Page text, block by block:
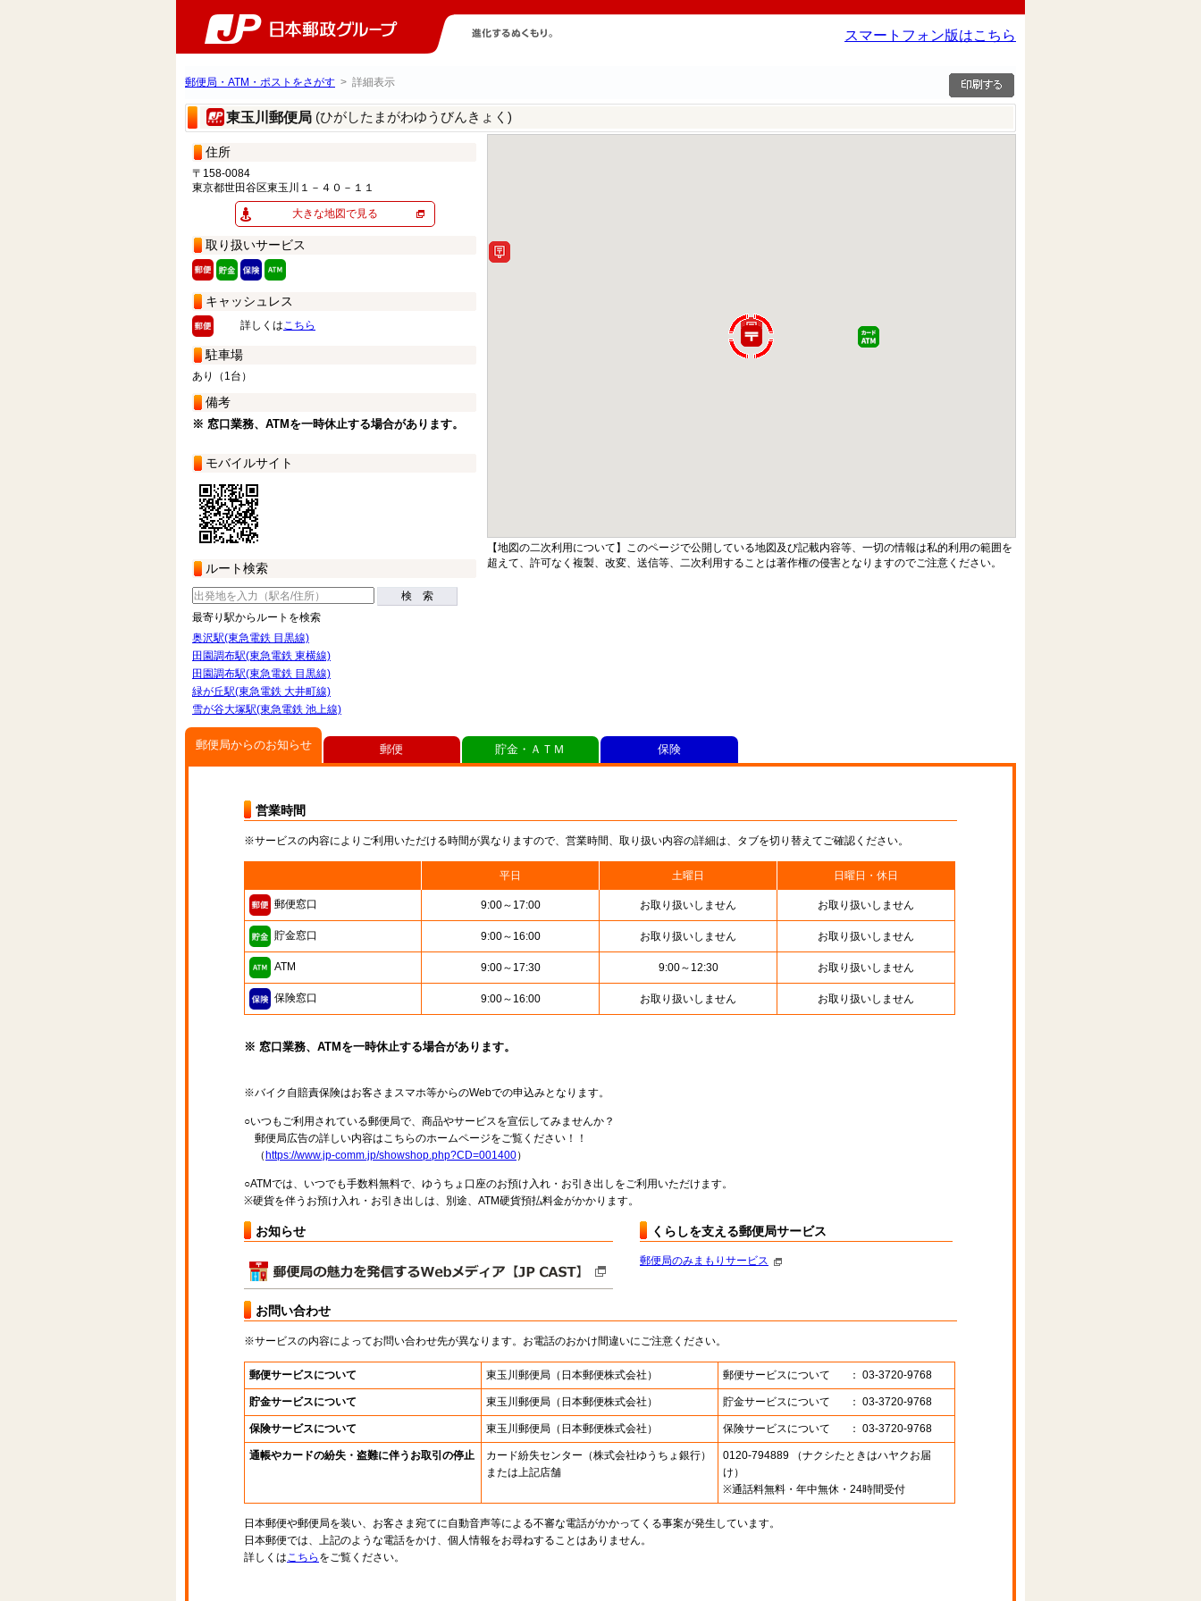
スマートフォン版はこちら
郵便局・ATM・ポストをさがす > 詳細表示
東玉川郵便局 (ひがしたまがわゆうびんきょく)
住所
〒158-0084
東京都世田谷区東玉川１－４０－１１
大きな地図で見る
取り扱いサービス
キャッシュレス
詳しくはこちら
駐車場
あり（1台）
備考
※ 窓口業務、ATMを一時休止する場合があります。
モバイルサイト
ルート検索
検 索
最寄り駅からルートを検索
奥沢駅(東急電鉄 目黒線)
田園調布駅(東急電鉄 東横線)
田園調布駅(東急電鉄 目黒線)
緑が丘駅(東急電鉄 大井町線)
雪が谷大塚駅(東急電鉄 池上線)
【地図の二次利用について】このページで公開している地図及び記載内容等、一切の情報は私的利用の範囲を
超えて、許可なく複製、改変、送信等、二次利用することは著作権の侵害となりますのでご注意ください。
郵便局からのお知らせ
営業時間
※サービスの内容によりご利用いただける時間が異なりますので、営業時間、取り扱い内容の詳細は、タブを切り替えてご確認ください。
平日 土曜日 日曜日・休日
郵便窓口 9:00～17:00 お取り扱いしません お取り扱いしません
貯金窓口 9:00～16:00 お取り扱いしません お取り扱いしません
ATM 9:00～17:30 9:00～12:30 お取り扱いしません
保険窓口 9:00～16:00 お取り扱いしません お取り扱いしません
※ 窓口業務、ATMを一時休止する場合があります。
※バイク自賠責保険はお客さまスマホ等からのWebでの申込みとなります。
○いつもご利用されている郵便局で、商品やサービスを宣伝してみませんか？
郵便局広告の詳しい内容はこちらのホームページをご覧ください！！
（ https://www.jp-comm.jp/showshop.php?CD=001400）
○ATMでは、いつでも手数料無料で、ゆうちょ口座のお預け入れ・お引き出しをご利用いただけます。
※硬貨を伴うお預け入れ・お引き出しは、別途、ATM硬貨預払料金がかかります。
お知らせ くらしを支える郵便局サービス
郵便局のみまもりサービス
お問い合わせ
※サービスの内容によってお問い合わせ先が異なります。お電話のおかけ間違いにご注意ください。
郵便サービスについて 東玉川郵便局 （日本郵便株式会社） 郵便サービスについて ： 03-3720-9768
貯金サービスについて 東玉川郵便局 （日本郵便株式会社） 貯金サービスについて ： 03-3720-9768
保険サービスについて 東玉川郵便局 （日本郵便株式会社） 保険サービスについて ： 03-3720-9768
通帳やカードの紛失・盗難に伴うお取引の停止 カード紛失センター （株式会社ゆうちょ銀行）
または上記店舗
0120-794889 （ナクシたときはハヤクお届
け）
※通話料無料・年中無休・24時間受付
日本郵便や郵便局を装い、お客さま宛てに自動音声等による不審な電話がかかってくる事案が発生しています。
日本郵便では、上記のような電話をかけ、個人情報をお尋ねすることはありません。
詳しくはこちら をご覧ください。
郵便 貯金・ＡＴＭ 保険